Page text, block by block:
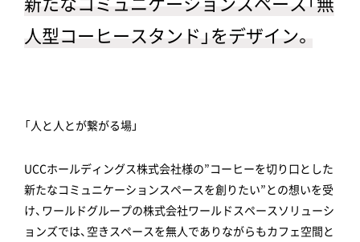
人型コーヒースタンド」をデザイン。
「人と人とが繋がる場」
UCCホールディングス株式会社様の”コーヒーを切り口とした
新たなコミュニケーションスペースを創りたい”との想いを受
け、ワールドグループの株式会社ワールドスペースソリューシ
ョンズでは、空きスペースを無人でありながらもカフェ空間と